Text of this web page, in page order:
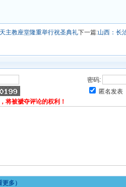
主教座堂隆重举行祝圣典礼下一篇:山西：长
密码:
匿名发表
将被褫夺评论的权利！
多）